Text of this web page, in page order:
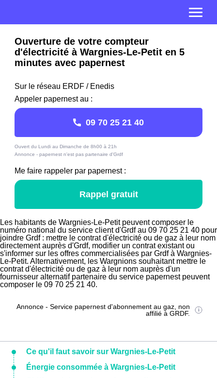
Ouverture de votre compteur
d'électricité à Wargnies-Le-Petit en 5
minutes avec papernest
Sur le réseau ERDF / Enedis
Appeler papernest au :
09 70 25 21 40
Ouvert du Lundi au Dimanche de 8h00 à 21h
Annonce - papernest n'est pas partenaire d'Grdf
Me faire rappeler par papernest :
Rappel gratuit
Les habitants de Wargnies-Le-Petit peuvent composer le
numéro national du service client d'Grdf au 09 70 25 21 40 pour
joindre Grdf : mettre le contrat d'électricité ou de gaz à leur nom
directement auprès d'Grdf, modifier un contrat existant ou
s'informer sur les offres commercialisées par Grdf à Wargnies-
Le-Petit. Alternativement, les Wargnions souhaitant mettre le
contrat d'électricité ou de gaz à leur nom auprès d'un
fournisseur alternatif partenaire du service papernest peuvent
composer le 09 70 25 21 40.
Annonce - Service papernest d'abonnement au gaz, non
affilié à GRDF.
Ce qu'il faut savoir sur Wargnies-Le-Petit
Énergie consommée à Wargnies-Le-Petit